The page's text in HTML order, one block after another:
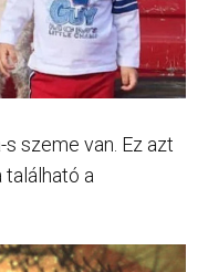
szeme van. Ez azt
a